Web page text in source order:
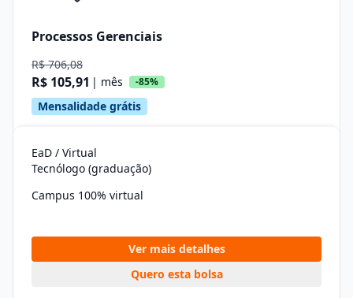
Processos Gerenciais
R$ 706,08
R$ 105,91 | mês -85%
Mensalidade grátis
EaD / Virtual
Tecnólogo (graduação)
Campus 100% virtual
Ver mais detalhes
Quero esta bolsa